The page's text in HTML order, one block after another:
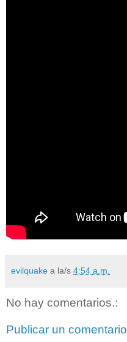
evilquake a la/s 4:54 a.m.
No hay comentarios.:
Publicar un comentario